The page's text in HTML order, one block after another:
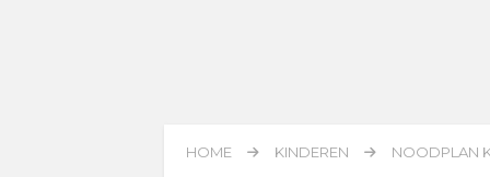
HOME KINDEREN NOODPLAN